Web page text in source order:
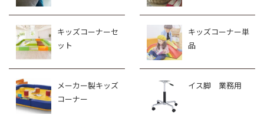
キッズコーナーセ
ット
キッズコーナー単
品
メーカー製キッズ
コーナー
イス脚 業務用